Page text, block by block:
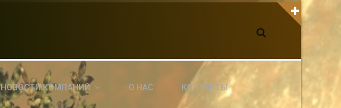
КАК С НАМИ СВЯЗАТЬСЯ
axin.ed@yandex.ru
yrikf40@gmail.com
Eltaro-Vrn.ru
НОВОСТИ КОМПАНИЙ О НАС КОНТАКТЫ